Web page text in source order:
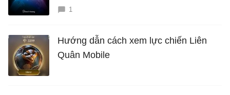
1
Hướng dẫn cách xem lực chiến Liên
Quân Mobile